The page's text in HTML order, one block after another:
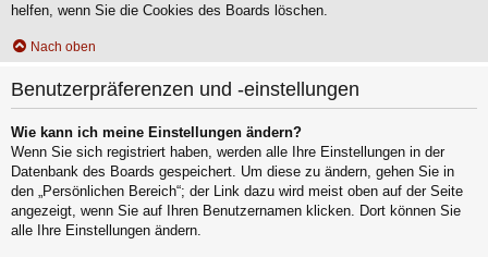
helfen, wenn Sie die Cookies des Boards löschen.
Nach oben
Benutzerpräferenzen und -einstellungen
Wie kann ich meine Einstellungen ändern?
Wenn Sie sich registriert haben, werden alle Ihre Einstellungen in der
Datenbank des Boards gespeichert. Um diese zu ändern, gehen Sie in
den „Persönlichen Bereich“; der Link dazu wird meist oben auf der Seite
angezeigt, wenn Sie auf Ihren Benutzernamen klicken. Dort können Sie
alle Ihre Einstellungen ändern.